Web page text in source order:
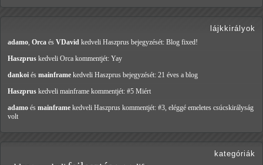
lájkkirályok
adamo Orca és VDavid kedveli Haszprus bejegyzését: Blog fixed!
Haszprus kedveli Orca kommentjét: Yay
dankoi és mainframe kedveli Haszprus bejegyzését: 21 éves a blog
Haszprus kedveli mainframe kommentjét: #5 Miért
adamo és mainframe kedveli Haszprus kommentjét: #3, eléggé emeletes csúcskirályság
volt
kategóriák